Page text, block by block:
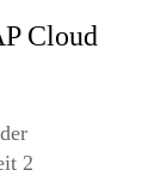
Cloud
2